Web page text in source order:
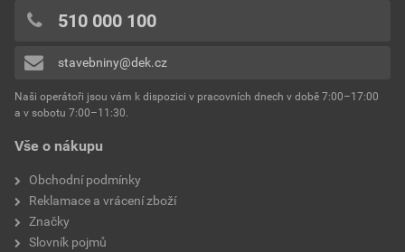
odstín
Přidávat hodnocení může pouze přihlášený uživatel.
Vše o nákupu
Obchodní podmínky
Reklamace a vrácení zboží
Značky
Slovník pojmů
510 000 100
stavebniny@dek.cz
Naši operátoři jsou vám k dispozici v pracovních dnech v době 7:00–17:00
a v sobotu 7:00–11:30.